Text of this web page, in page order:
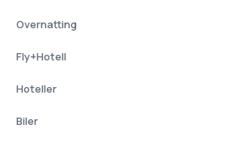
Overnatting
Fly+Hotell
Hoteller
Biler